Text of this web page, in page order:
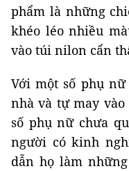
phẩm là những
khéo léo nhiều
vào túi nilon cẩn
Với một số phụ
nhà và tự may
số phụ nữ chưa
người có kinh
dẫn họ làm